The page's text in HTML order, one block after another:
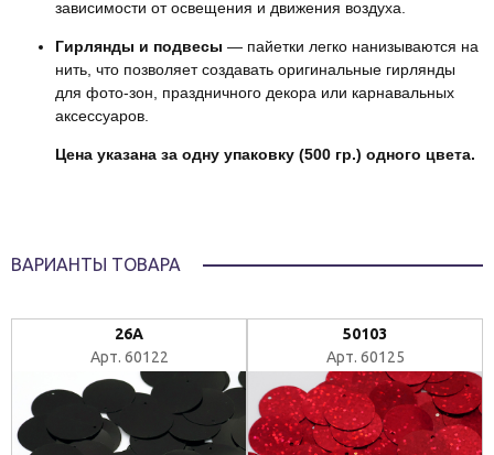
зависимости от освещения и движения воздуха.
Гирлянды и подвесы — пайетки легко нанизываются на
нить, что позволяет создавать оригинальные гирлянды
для фото-зон, праздничного декора или карнавальных
аксессуаров.
Цена указана за одну упаковку (500 гр.) одного цвета.
ВАРИАНТЫ ТОВАРА
26А
Арт. 60122
50103
Арт. 60125